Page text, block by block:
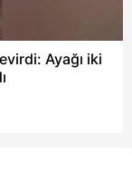
Ayağı iki